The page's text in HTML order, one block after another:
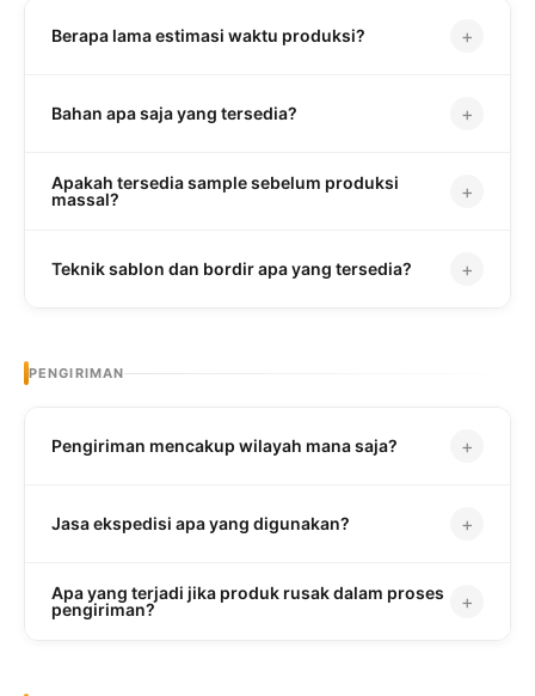
Berapa lama estimasi waktu produksi? +
Bahan apa saja yang tersedia? +
Apakah tersedia sample sebelum produksi
massal?
+
Teknik sablon dan bordir apa yang tersedia? +
PENGIRIMAN
Pengiriman mencakup wilayah mana saja? +
Jasa ekspedisi apa yang digunakan? +
Apa yang terjadi jika produk rusak dalam proses
pengiriman?
+